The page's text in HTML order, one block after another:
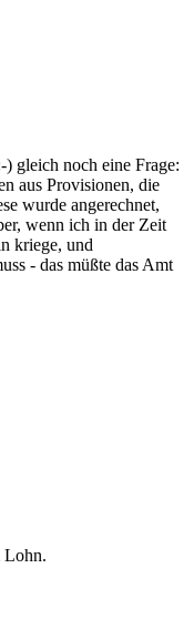
gleich noch eine Frage:
aus Provisionen, die
wurde angerechnet,
wenn ich in der Zeit
kriege, und
- das müßte das Amt
Lohn.